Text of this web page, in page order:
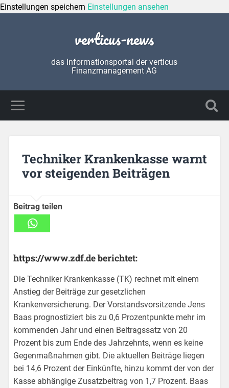
Einstellungen speichern Einstellungen ansehen
verticus-news
das Informationsportal der verticus
Finanzmanagement AG
Techniker Krankenkasse warnt
vor steigenden Beiträgen
Beitrag teilen
https://www.zdf.de berichtet:
Die Techniker Krankenkasse (TK) rechnet mit einem
Anstieg der Beiträge zur gesetzlichen
Krankenversicherung. Der Vorstandsvorsitzende Jens
Baas prognostiziert bis zu 0,6 Prozentpunkte mehr im
kommenden Jahr und einen Beitragssatz von 20
Prozent bis zum Ende des Jahrzehnts, wenn es keine
Gegenmaßnahmen gibt. Die aktuellen Beiträge liegen
bei 14,6 Prozent der Einkünfte, hinzu kommt der von der
Kasse abhängige Zusatzbeitrag von 1,7 Prozent. Baas